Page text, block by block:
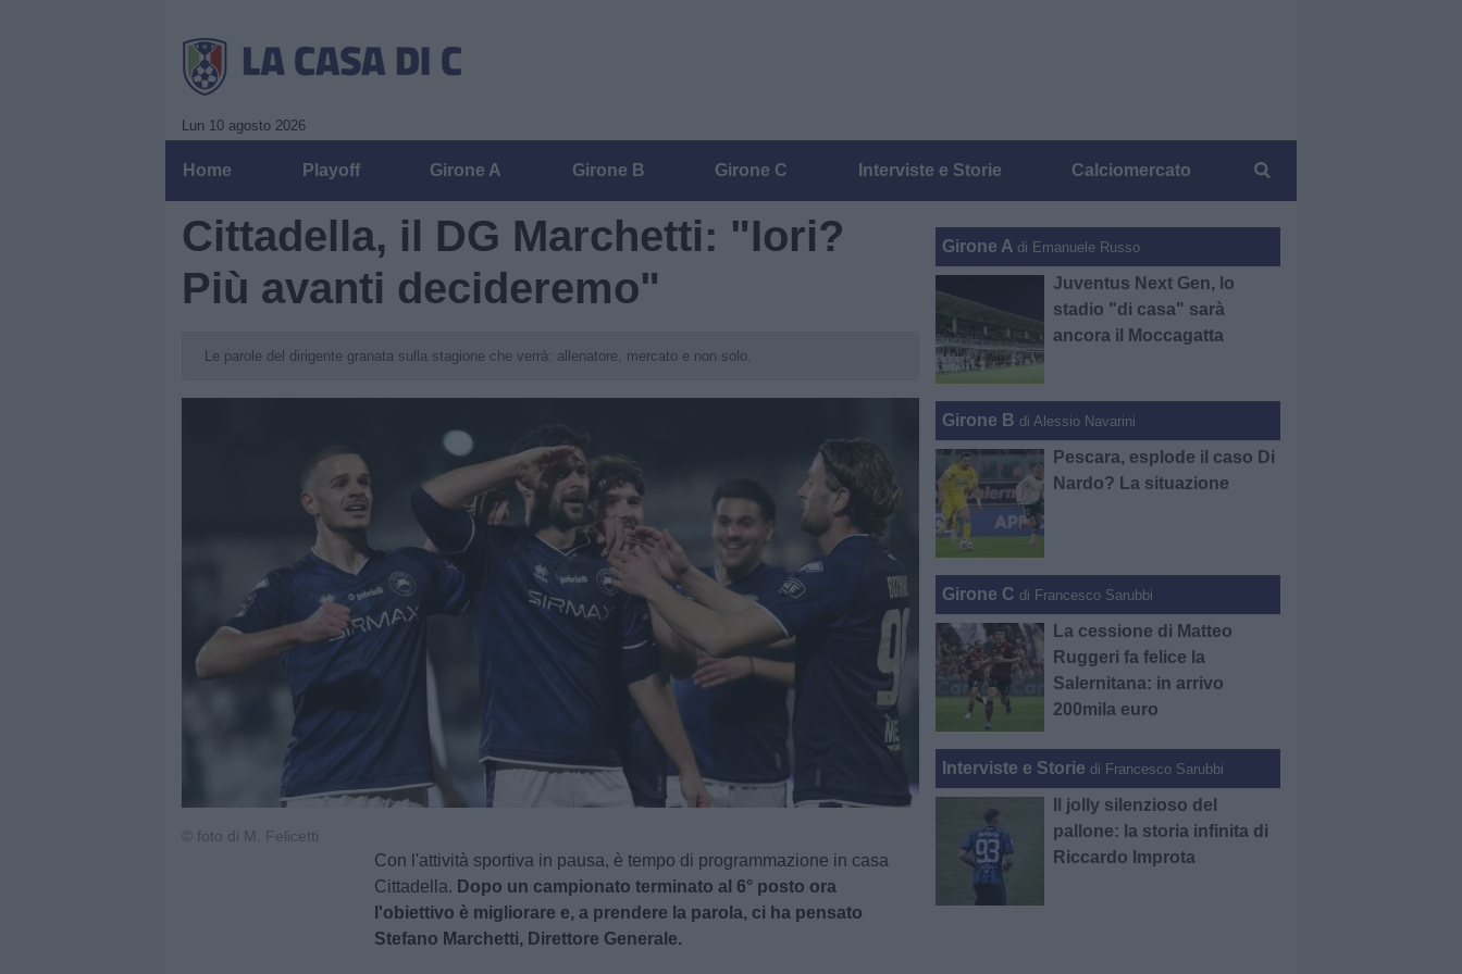
Lun 10 agosto 2026
Home Playoff Girone A Girone B Girone C Interviste e Storie Calciomercato
Cittadella, il DG Marchetti: "Iori?
Più avanti decideremo"
Le parole del dirigente granata sulla stagione che verrà: allenatore, mercato e non solo.
© foto di M. Felicetti
Con l'attività sportiva in pausa, è tempo di programmazione in casa
Cittadella. Dopo un campionato terminato al 6° posto ora
l'obiettivo è migliorare e, a prendere la parola, ci ha pensato
Stefano Marchetti, Direttore Generale.
Girone A di Emanuele Russo
Juventus Next Gen, lo
stadio "di casa" sarà
ancora il Moccagatta
Girone B di Alessio Navarini
Pescara, esplode il caso Di
Nardo? La situazione
Girone C di Francesco Sarubbi
La cessione di Matteo
Ruggeri fa felice la
Salernitana: in arrivo
200mila euro
Interviste e Storie di Francesco Sarubbi
Il jolly silenzioso del
pallone: la storia infinita di
Riccardo Improta